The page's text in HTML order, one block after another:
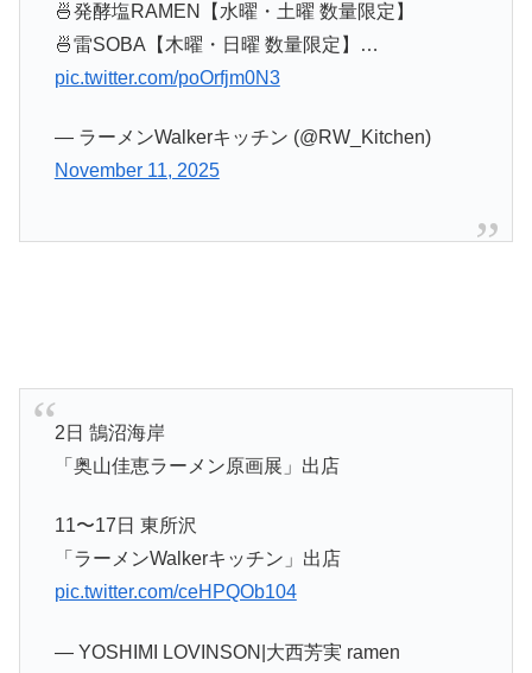
🍜発酵塩RAMEN【水曜・土曜 数量限定】
🍜雷SOBA【木曜・日曜 数量限定】…
pic.twitter.com/poOrfjm0N3
— ラーメンWalkerキッチン (@RW_Kitchen)
November 11, 2025
2日 鵠沼海岸
「奥山佳恵ラーメン原画展」出店
11〜17日 東所沢
「ラーメンWalkerキッチン」出店
pic.twitter.com/ceHPQOb104
— YOSHIMI LOVINSON|大西芳実 ramen